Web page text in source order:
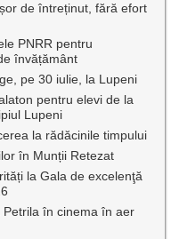
de întreținut, fără efort
PNRR pentru
învățământ
pe 30 iulie, la Lupeni
pentru elevi de la
Lupeni
la rădăcinile timpului
în Munții Retezat
la Gala de excelenţă
în cinema în aer